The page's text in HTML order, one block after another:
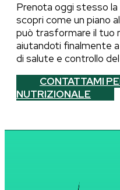
Prenota oggi stesso
scopri come un piano
può trasformare il tuo
aiutandoti finalmente
di salute e controllo
CONTATTAMI
NUTRIZIONALE